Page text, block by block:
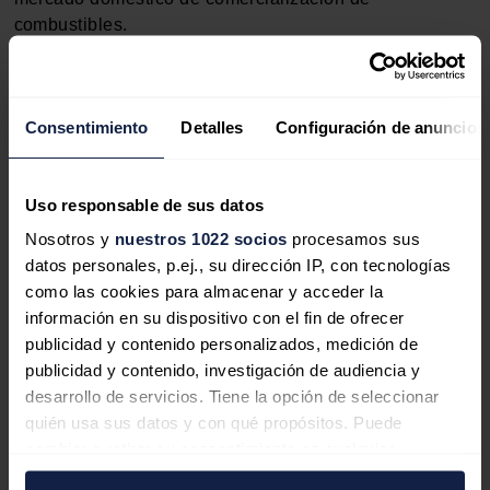
Consentimiento Detalles Configuración de anuncios
Uso responsable de sus datos
Nosotros y nuestros 1022 socios procesamos sus
datos personales, p.ej., su dirección IP, con tecnologías
como las cookies para almacenar y acceder la
información en su dispositivo con el fin de ofrecer
publicidad y contenido personalizados, medición de
publicidad y contenido, investigación de audiencia y
desarrollo de servicios. Tiene la opción de seleccionar
quién usa sus datos y con qué propósitos. Puede
momento desde la Declaración de cookies o clicando en
combustibles.
YPF dijo que, luego de este ajuste, "continuará
en la formación de precios, teniendo en consideración
las particularidades del contexto macroeconómico del
El aumento se da en momentos en que Argentina se
apresta a aprobar un acuerdo definitivo con el Fondo
Monetario Internacional para refinanciar pesadas dudas
y que, entre otras metas, le obligará a hacer fuertes
recortes en los subsidios estatales a la energía que se
han vuelto aún más desafiantes desde la escalada
internacional de los precios del petróleo y el gas a
partir del conflicto bélico en Ucrania.
Pero Argentina enfrenta además el desafío de